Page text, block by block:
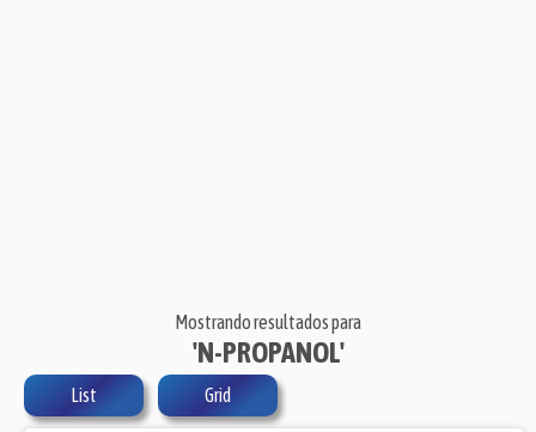
Mostrando resultados para
'N-PROPANOL'
List Grid